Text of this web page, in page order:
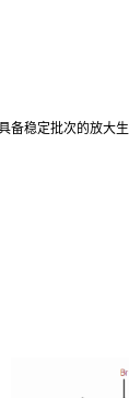
备稳定批次的放大